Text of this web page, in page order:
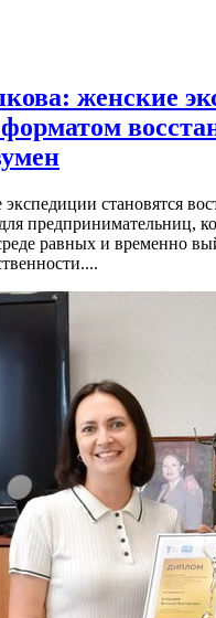
женские
становятся
предпринимательниц,
равных и временно